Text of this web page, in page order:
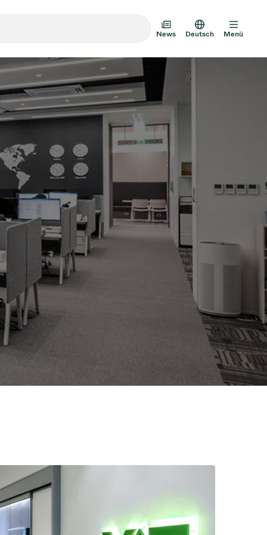
News
AD HOC
KR
JULI 22, 2026 INVESTOREN
VAT Media Release on
Acquisition of Atonarp
Ad hoc announcement pursuant to Art. 53
Deutsch Menü
Transfertüren
Mehrventilbaugruppen
Designoptionen
Technologie